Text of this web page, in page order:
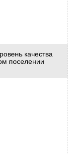
качества
поселении